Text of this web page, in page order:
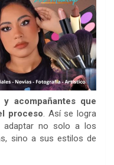
acompañantes que
proceso. Así se logra
adaptar no solo a los
sino a sus estilos de